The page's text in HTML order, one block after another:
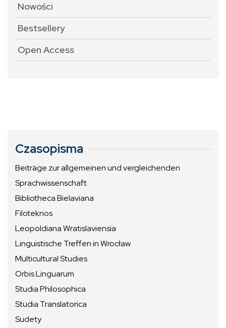
Nowości
Bestsellery
Open Access
Czasopisma
Beiträge zur allgemeinen und vergleichenden
Sprachwissenschaft
Bibliotheca Bielaviana
Filoteknos
Leopoldiana Wratislaviensia
Linguistische Treffen in Wrocław
Multicultural Studies
Orbis Linguarum
Studia Philosophica
Studia Translatorica
Sudety